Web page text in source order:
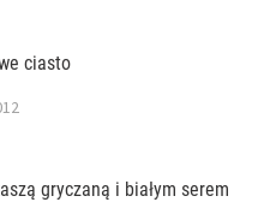
ciasto
gryczaną i białym serem